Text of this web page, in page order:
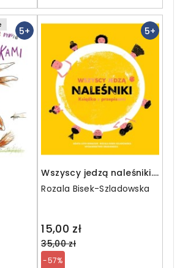
5+ 5+
Wszyscy jedzą naleśniki.
Książka z przepisami /
wyprzedaż - książka ze
Rozala Bisek-Szladowska
15,00 zł
Regular
price
35,00 zł
-57%